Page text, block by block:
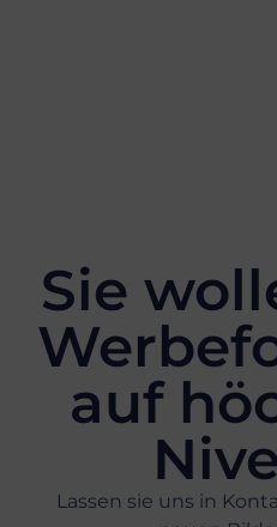
Sie
auf
Lassen sie uns in